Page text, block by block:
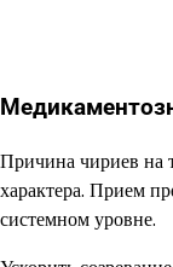
Причина чириев на
характера. Прием
системном уровне.